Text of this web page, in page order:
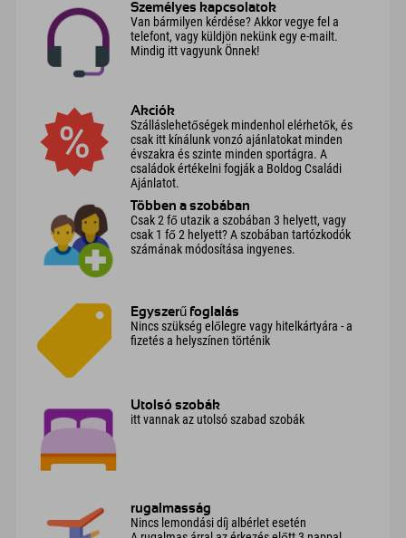
Személyes kapcsolatok
Van bármilyen kérdése? Akkor vegye fel a
telefont, vagy küldjön nekünk egy e-mailt.
Mindig itt vagyunk Önnek!
Akciók
Szálláslehetőségek mindenhol elérhetők, és
csak itt kínálunk vonzó ajánlatokat minden
évszakra és szinte minden sportágra. A
családok értékelni fogják a Boldog Családi
Ajánlatot.
Többen a szobában
Csak 2 fő utazik a szobában 3 helyett, vagy
csak 1 fő 2 helyett? A szobában tartózkodók
számának módosítása ingyenes.
Egyszerű foglalás
Nincs szükség előlegre vagy hitelkártyára - a
fizetés a helyszínen történik
Utolsó szobák
itt vannak az utolsó szabad szobák
rugalmasság
Nincs lemondási díj albérlet esetén